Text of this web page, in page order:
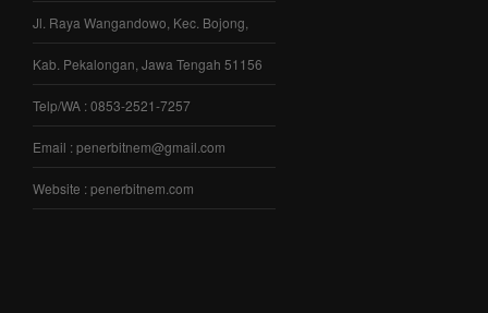
Jl. Raya Wangandowo, Kec. Bojong,
Kab. Pekalongan, Jawa Tengah 51156
Telp/WA : 0853-2521-7257
Email : penerbitnem@gmail.com
Website : penerbitnem.com